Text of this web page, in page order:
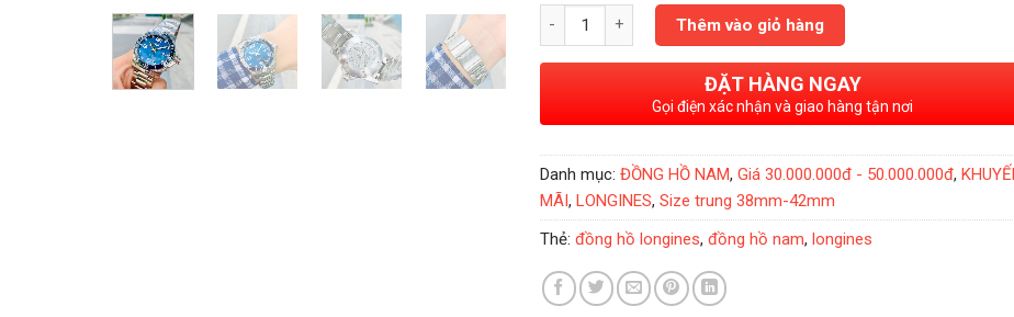
Đồng Hồ Nam Longines Hydro Conquest Ceramic Blue 41mm
Thêm vào giỏ hàng
ĐẶT HÀNG NGAY
Gọi điện xác nhận và giao hàng tận nơi
Danh mục: ĐỒNG HỒ NAM, Giá 30.000.000đ - 50.000.000đ,
MÃI, LONGINES, Size trung 38mm-42mm
Thẻ: đồng hồ longines, đồng hồ nam, longines